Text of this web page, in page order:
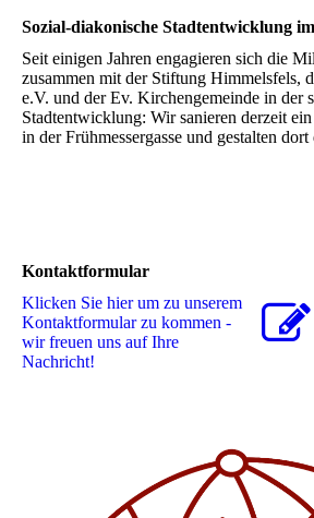
Sozial-diakonische Stadtentwicklung
Seit einigen Jahren engagieren sich die
zusammen mit der Stiftung Himmelsfels,
e.V. und der Ev. Kirchengemeinde in der
Stadtentwicklung: Wir sanieren derzeit
in der Frühmessergasse und gestalten
Kontaktformular
Klicken Sie hier um zu unserem
Kon­takt­for­mu­lar zu kommen -
wir freuen uns auf Ihre
Nachricht!